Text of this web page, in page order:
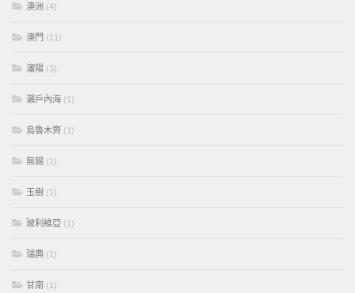
澳洲 (4)
澳門 (11)
瀋陽 (3)
瀨戶內海 (1)
烏魯木齊 (1)
無錫 (1)
玉樹 (1)
玻利維亞 (1)
瑞典 (1)
甘南 (1)